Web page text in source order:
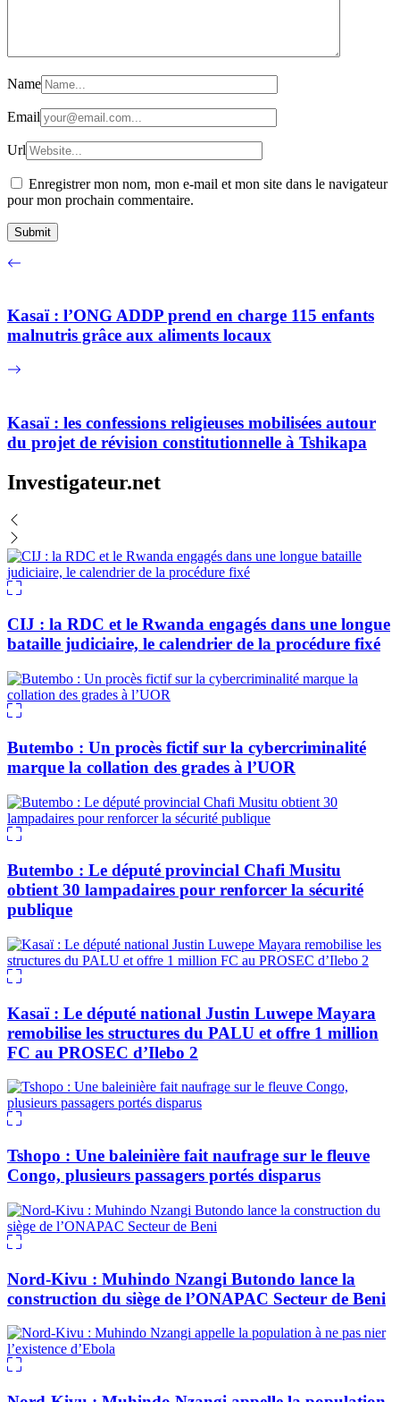
Name
Email
Url
Enregistrer mon nom, mon e-mail et mon site dans le navigateur
pour mon prochain commentaire.
Kasaï : l’ONG ADDP prend en charge 115 enfants
malnutris grâce aux aliments locaux
Kasaï : les confessions religieuses mobilisées autour
du projet de révision constitutionnelle à Tshikapa
Investigateur.net
CIJ : la RDC et le Rwanda engagés dans une longue
bataille judiciaire, le calendrier de la procédure fixé
Butembo : Un procès fictif sur la cybercriminalité
marque la collation des grades à l’UOR
Butembo : Le député provincial Chafi Musitu
obtient 30 lampadaires pour renforcer la sécurité
publique
Kasaï : Le député national Justin Luwepe Mayara
remobilise les structures du PALU et offre 1 million
FC au PROSEC d’Ilebo 2
Tshopo : Une baleinière fait naufrage sur le fleuve
Congo, plusieurs passagers portés disparus
Nord-Kivu : Muhindo Nzangi Butondo lance la
construction du siège de l’ONAPAC Secteur de Beni